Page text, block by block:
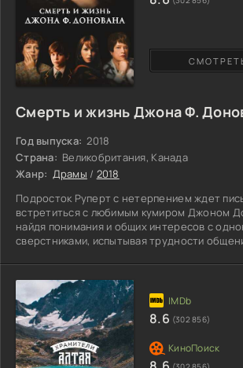
Смерть и жизнь Джона Ф.
Год выпуска: 2018
Страна: Великобритания, Канада
Жанр: Драмы / 2018
Подросток Руперт с нетерпением ждет
встретиться с любимым кумиром Джоном
найдя понимания и общих интересов с
сверстниками, испытывая трудности
длительную переписку с известным
во многих фильмах. Школьнику кажется, что
заслуживший славу и признательность, не
не переживает неприятности. Получив
послание, юный герой,
8.6 (302 856)